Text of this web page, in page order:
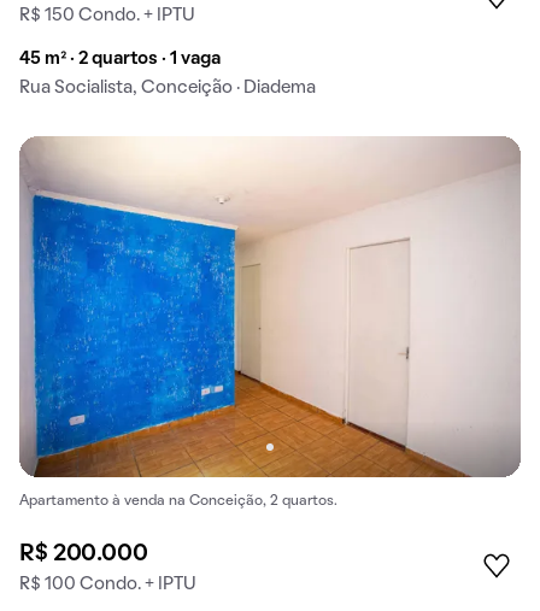
R$ 150 Condo. + IPTU
45 m² · 2 quartos · 1 vaga
Rua Socialista, Conceição · Diadema
Apartamento à venda na Conceição, 2 quartos.
R$ 200.000
R$ 100 Condo. + IPTU